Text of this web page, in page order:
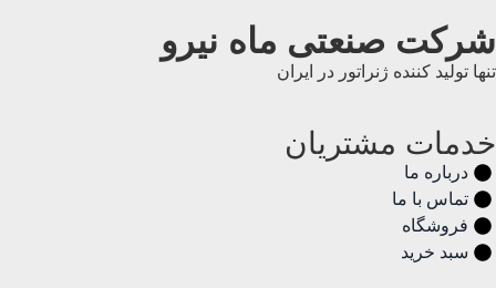
شرکت صنعتی ماه نیرو
تنها تولید کننده ژنراتور در ایران
خدمات مشتریان
درباره ما
تماس با ما
فروشگاه
سبد خرید